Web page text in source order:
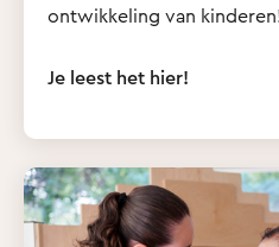
ontwikkeling van
Je leest het hier!